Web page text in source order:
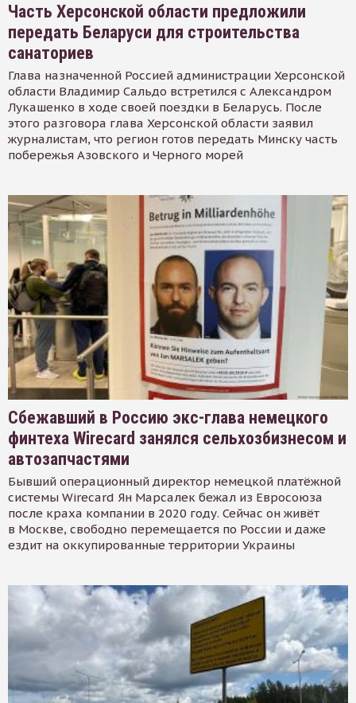
Часть Херсонской области предложили
передать Беларуси для строительства
санаториев
Глава назначенной Россией администрации Херсонской
области Владимир Сальдо встретился с Александром
Лукашенко в ходе своей поездки в Беларусь. После
этого разговора глава Херсонской области заявил
журналистам, что регион готов передать Минску часть
побережья Азовского и Черного морей
Сбежавший в Россию экс-глава немецкого
финтеха Wirecard занялся сельхозбизнесом и
автозапчастями
Бывший операционный директор немецкой платёжной
системы Wirecard Ян Марсалек бежал из Евросоюза
после краха компании в 2020 году. Сейчас он живёт
в Москве, свободно перемещается по России и даже
ездит на оккупированные территории Украины